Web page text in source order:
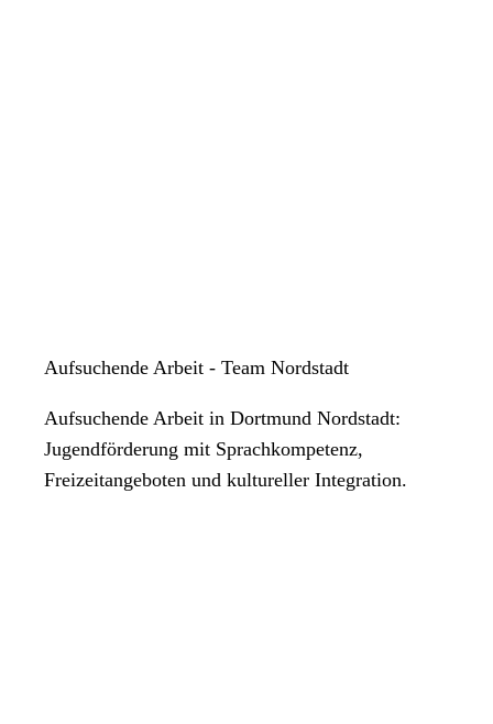
Aufsuchende Arbeit - Team Nordstadt
Aufsuchende Arbeit in Dortmund Nordstadt:
Jugendförderung mit Sprachkompetenz,
Freizeitangeboten und kultureller Integration.